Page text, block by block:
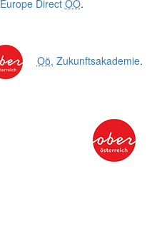
Europe Direct OÖ.
Oö. Zukunftsakademie.